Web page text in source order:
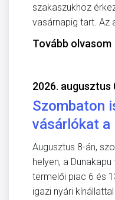
szakaszukhoz
vasárnapig tart. Az
Tovább olvasom
2026. augusztus
Szombaton
vásárlókat a
Augusztus 8-án,
helyen, a
termelői piac 6 és
igazi nyári